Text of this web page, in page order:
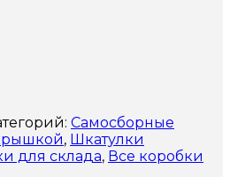
Самосборные
, Шкатулки
для склада, Все коробки